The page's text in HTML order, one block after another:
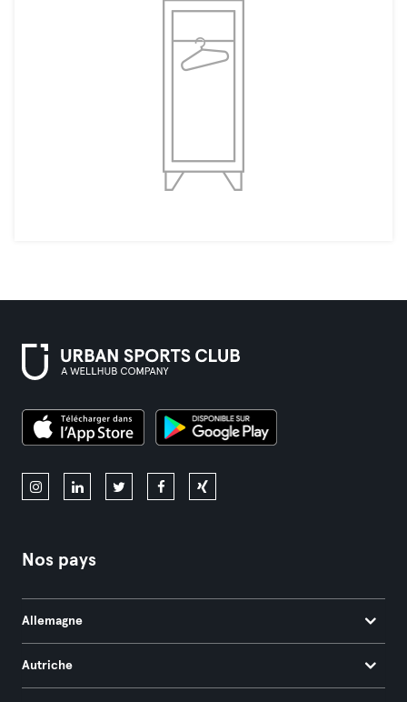
Nos pays
Allemagne
Autriche